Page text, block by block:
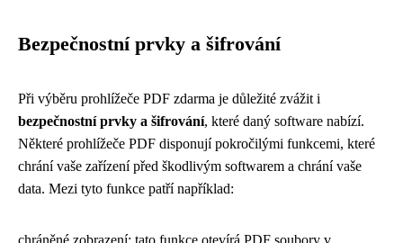
Bezpečnostní prvky a šifrování
Při výběru prohlížeče PDF zdarma je důležité zvážit i
bezpečnostní prvky a šifrování, které daný software nabízí.
Některé prohlížeče PDF disponují pokročilými funkcemi, které
chrání vaše zařízení před škodlivým softwarem a chrání vaše
data. Mezi tyto funkce patří například:
chráněné zobrazení: tato funkce otevírá PDF soubory v